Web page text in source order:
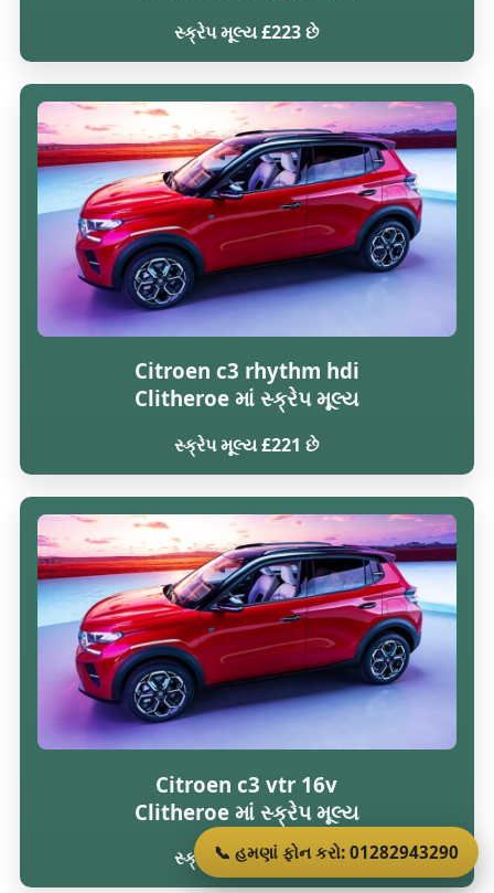
સ્ક્રેપ મૂલ્ય £223 છે
Citroen c3 rhythm hdi
Clitheroe માં સ્ક્રેપ મૂલ્ય
સ્ક્રેપ મૂલ્ય £221 છે
Citroen c3 vtr 16v
Clitheroe માં સ્ક્રેપ મૂલ્ય
સ્ક્રેપ મૂલ્ય £216 છે
📞 હમણાં ફોન કરો: 01282943290